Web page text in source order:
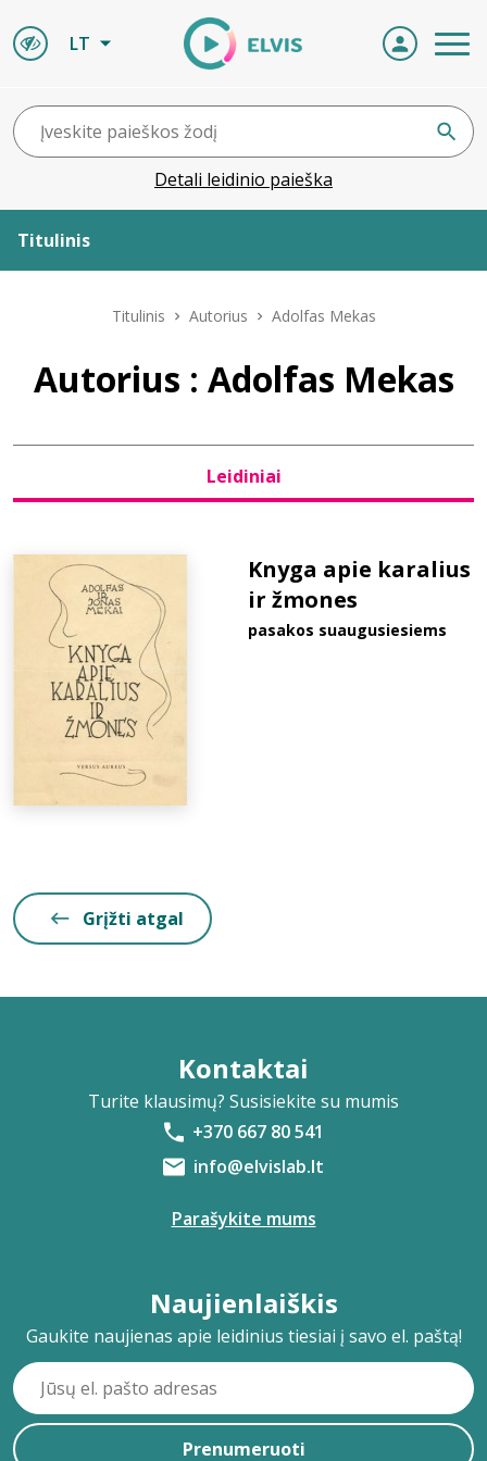
LT
Detali leidinio paieška
Titulinis
Leidiniai
D.U.K.
Titulinis Autorius Adolfas Mekas
Autorius : Adolfas Mekas
Leidiniai
Knyga apie karalius
ir žmones
pasakos suaugusiesiems
Grįžti atgal
Kontaktai
Turite klausimų? Susisiekite su mumis
+370 667 80 541
info@elvislab.lt
Parašykite mums
Naujienlaiškis
Gaukite naujienas apie leidinius tiesiai į savo el. paštą!
Prenumeruoti